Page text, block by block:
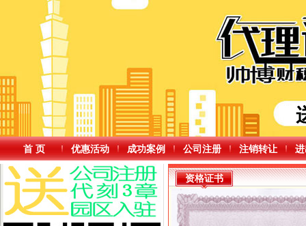
首 页 优惠活动 成功案例 公司注册 注销转让
资格证书